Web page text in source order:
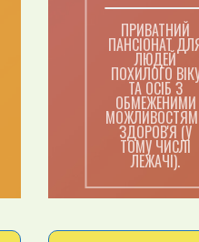
ПРИВАТНИЙ
ПАНСІОНАТ
ЛЮДЕЙ
ПОХИЛОГО
ТА ОСІБ З
ОБМЕЖЕНИМИ
ЗДОРОВ'Я (У
ТОМУ ЧИСЛІ
ЛЕЖАЧІ).